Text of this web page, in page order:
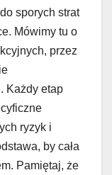
sporych strat
Mówimy tu o
przez
Każdy etap
ryzyk i
by cała
Pamiętaj, że